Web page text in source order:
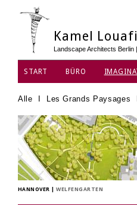
Kamel Louafi
Landscape Architects Berlin
START BÜRO
DATENSCHUTZ
Alle Les Grands Paysages
HANNOVER |WELFENGARTEN